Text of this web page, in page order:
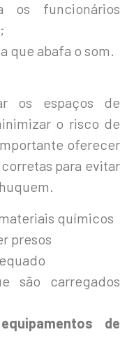
os funcionários
que abafa o som.
os espaços de
o risco de
oferecer
para evitar
químicos
presos
são carregados
de